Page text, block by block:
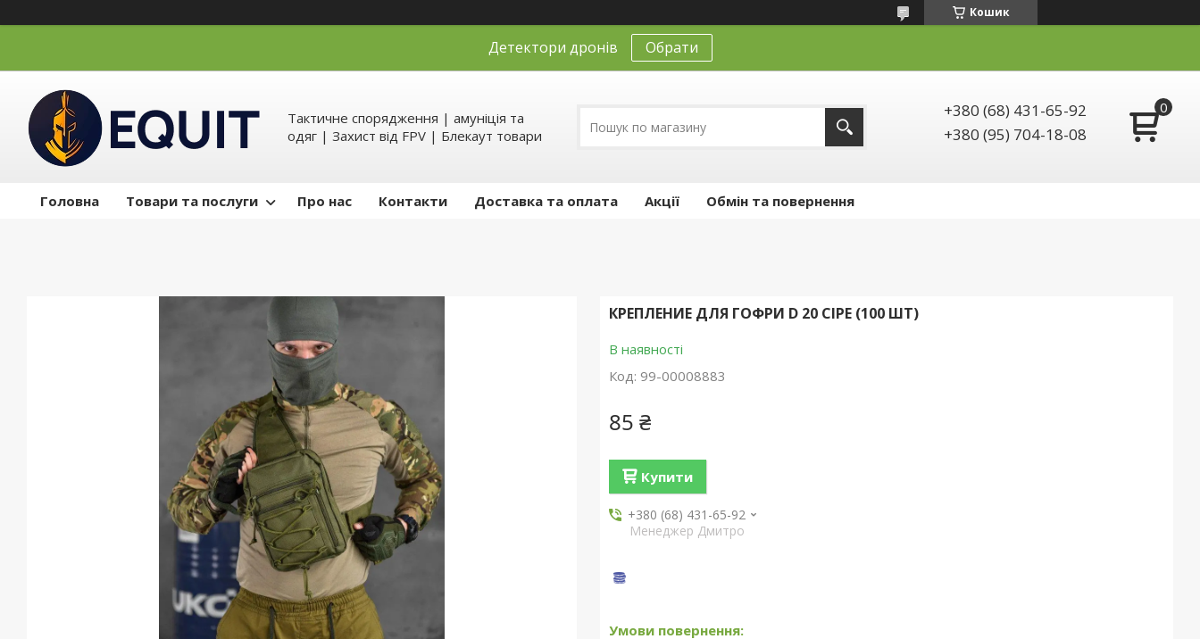
Кошик
Детектори дронів Обрати
Тактичне спорядження | амуніція та
одяг | Захист від FPV | Блекаут товари
+380 (68) 431-65-92
+380 (95) 704-18-08
Головна Товари та послуги Про нас Контакти Доставка та оплата Акції Обмін та повернення
КРЕПЛЕНИЕ ДЛЯ ГОФРИ D 20 СІРЕ (100 ШТ)
В наявності
Код: 99-00008883
85 ₴
Купити
+380 (68) 431-65-92
Менеджер Дмитро